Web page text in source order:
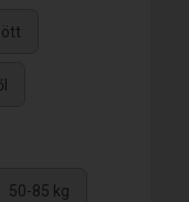
50-85 kg